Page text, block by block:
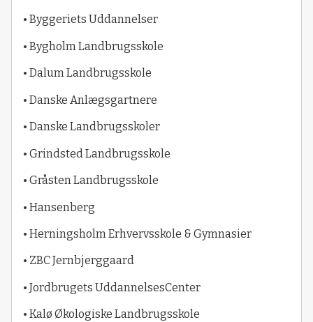
• Byggeriets Uddannelser
• Bygholm Landbrugsskole
• Dalum Landbrugsskole
• Danske Anlægsgartnere
• Danske Landbrugsskoler
• Grindsted Landbrugsskole
• Gråsten Landbrugsskole
• Hansenberg
• Herningsholm Erhvervsskole & Gymnasier
• ZBC Jernbjerggaard
• Jordbrugets UddannelsesCenter
• Kalø Økologiske Landbrugsskole